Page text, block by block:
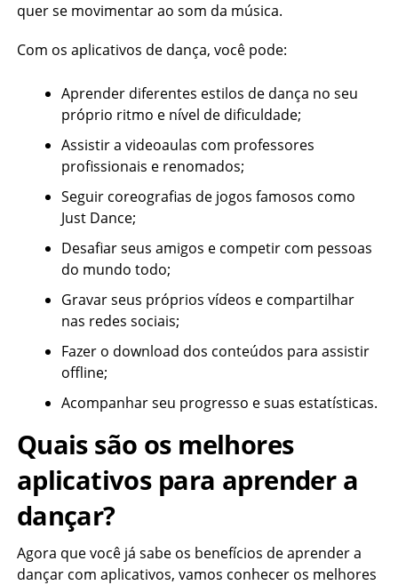
quer se movimentar ao som da música.
Com os aplicativos de dança, você pode:
Aprender diferentes estilos de dança no seu
próprio ritmo e nível de dificuldade;
Assistir a videoaulas com professores
profissionais e renomados;
Seguir coreografias de jogos famosos como
Just Dance;
Desafiar seus amigos e competir com pessoas
do mundo todo;
Gravar seus próprios vídeos e compartilhar
nas redes sociais;
Fazer o download dos conteúdos para assistir
offline;
Acompanhar seu progresso e suas estatísticas.
Quais são os melhores
aplicativos para aprender a
dançar?
Agora que você já sabe os benefícios de aprender a
dançar com aplicativos, vamos conhecer os melhores